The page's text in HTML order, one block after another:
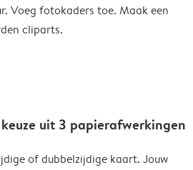
Voeg fotokaders toe. Maak een
cliparts.
uit 3 papierafwerkingen
of dubbelzijdige kaart. Jouw